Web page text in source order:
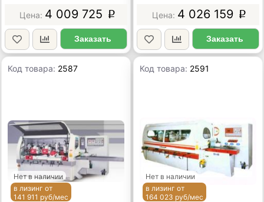
4 009 725 p
Заказать
4 026 159 p
Заказать
Код товара: 2587
Нет в наличии
в лизинг от
141 911 руб/мес
Код товара: 2591
Нет в наличии
в лизинг от
164 023 руб/мес